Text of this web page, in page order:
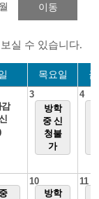
월 이동
실 수 있습니다.
목요일
3
방학
중 신
청불
가
4
10
방학
11